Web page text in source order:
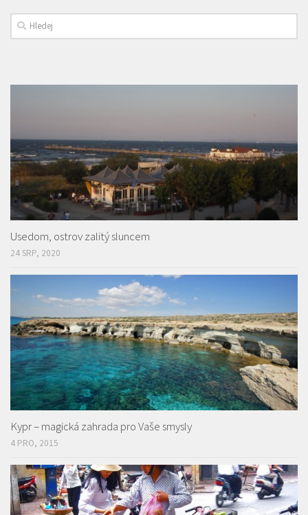
Usedom, ostrov zalitý sluncem
24 SRP, 2020
Kypr – magická zahrada pro Vaše smysly
4 PRO, 2015